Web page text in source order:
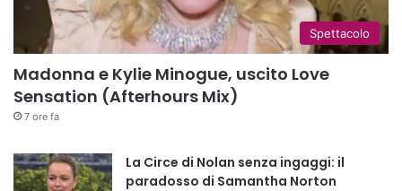
Spettacolo
Madonna e Kylie Minogue, uscito Love
Sensation (Afterhours Mix)
7 ore fa
La Circe di Nolan senza ingaggi: il
paradosso di Samantha Norton